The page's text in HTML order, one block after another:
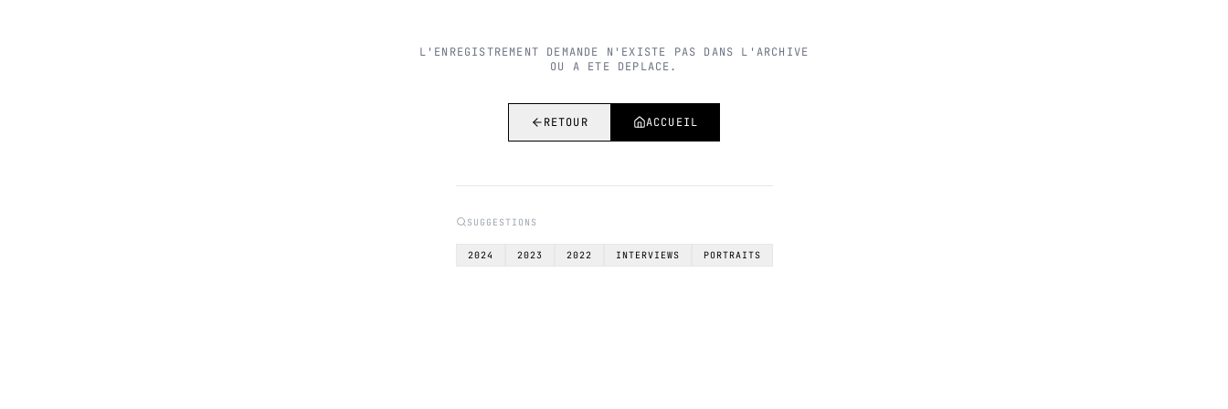
L'ENREGISTREMENT DEMANDE N'EXISTE PAS DANS L'ARCHIVE
OU A ETE DEPLACE.
RETOUR ACCUEIL
SUGGESTIONS
2024 2023 2022 INTERVIEWS PORTRAITS